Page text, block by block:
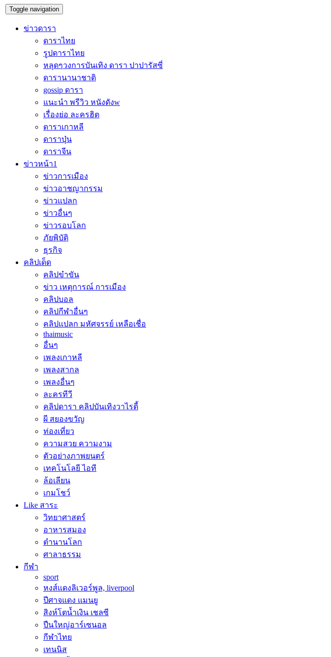
Toggle navigation
ข่าวดารา
ดาราไทย
รูปดาราไทย
หลุดๆวงการบันเทิง ดารา ปาปารัสซี่
ดารานานาชาติ
gossip ดารา
แนะนำ พรีวิว หนังดังw
เรื่องย่อ ละครฮิต
ดาราเกาหลี
ดาราปุ่น
ดาราจีน
ข่าวหน้า1
ข่าวการเมือง
ข่าวอาชญากรรม
ข่าวแปลก
ข่าวอื่นๆ
ข่าวรอบโลก
ภัยพิบัติ
ธุรกิจ
คลิปเด็ด
คลิปขำขัน
ข่าว เหตุการณ์ การเมือง
คลิปบอล
คลิปกีฬาอื่นๆ
คลิปแปลก มหัศจรรย์ เหลือเชื่อ
thaimusic
อื่นๆ
เพลงเกาหลี
เพลงสากล
เพลงอื่นๆ
ละครทีวี
คลิปดารา คลิปบันเทิงวาไรตี้
ผี สยองขวัญ
ท่องเที่ยว
ความสวย ความงาม
ตัวอย่างภาพยนตร์
เทคโนโลยี ไอที
ล้อเลียน
เกมโชว์
Like สาระ
วิทยาศาสตร์
อาหารสมอง
ตำนานโลก
ศาลาธรรม
กีฬา
sport
หงส์แดงลิเวอร์พูล, liverpool
ปีศาจแดง แมนยู
สิงห์โตน้ำเงิน เชลซี
ปืนใหญ่อาร์เซนอล
กีฬาไทย
เทนนิส